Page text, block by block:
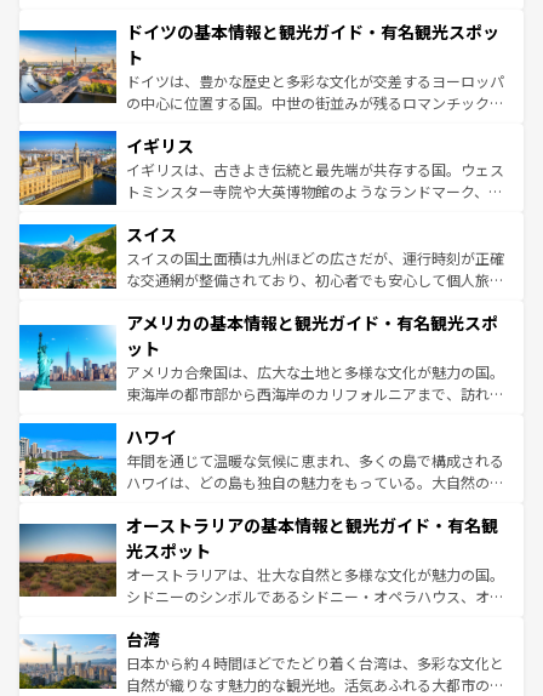
せる。地方によって風土や気候が異なるスペインはその個
ンテンツ一覧 を参照してほしい。
で、幅広い魅力が詰まっている。華麗な宮殿、歴史的な大
聖堂、美しいビーチ、そして豊かな自然が、訪れる者を心
から魅了する。また、フランスは美食の国としても知ら
れ、フランス料理はユネスコ無形文化遺産にも登録されて
香り高いラベンダー畑など、多彩な楽しみ方が可能だ。さ
らに、パリ以外の地域にも魅力が溢れており、どの街角に
も豊かな歴史と文化が息づいている。パリ以外の個性あふ
を参照してほしい。
ドイツの基本情報と観光ガイド・有名観光スポッ
ト
ドイツは、豊かな歴史と多彩な文化が交差するヨーロッパ
の中心に位置する国。中世の街並みが残るロマンチック街
顔を持つこの国は、どこを歩いても飽きることがない。ベ
ルリンの文化的活気、バイエルン州のアルプスの絶景、そ
してライン川沿いのワイン畑といった風景は必見。ビール
は、お酒好きな人にはぜひ体験してほしい。 なお、新着の
ドイツ情報はコンテンツ一覧を参照してほしい。
イギリス
イギリスは、古きよき伝統と最先端が共存する国。ウェス
トミンスター寺院や大英博物館のようなランドマーク、歴
リアごとに異なる魅力がある。また、優雅なアフタヌーン
ティー、ビール好きにはたまらない英国パブ、サッカー観
戦など、本場だからこそできる体験も豊富。イギリスを旅
ンツ一覧を参照してほしい。
スイス
スイスの国土面積は九州ほどの広さだが、運行時刻が正確
な交通網が整備されており、初心者でも安心して個人旅行
の建物がそのまま残る町や、スイスならではのユニークな
博物館もあり、アルプス観光だけでなく町歩きも満喫する
ことができる。国民の所得が高いため物価も高いが、旅行
者向けの交通パス提供のサービスもあり、うまく活用すれ
着のスイス情報は
アメリカの基本情報と観光ガイド・有名観光スポ
ット
アメリカ合衆国は、広大な土地と多様な文化が魅力の国。
東海岸の都市部から西海岸のカリフォルニアまで、訪れる
のような巨大都市は、観光、ショッピング、エンターテイ
ンメントが詰まった刺激的なスポットだ。一方、アメリカ
西部には大自然が広がり、グランドキャニオンやイエロー
部のニューオーリンズでは、音楽と美食が融合した独特の
文化が魅力。旅行者はアメリカの各地域で異なる魅力を楽
しみながら、その多様性と豊かな歴史を感じることができ
るだろう。車でのロードトリップや列車の旅も、アメリカ
情報は
ハワイ
年間を通じて温暖な気候に恵まれ、多くの島で構成される
ハワイは、どの島も独自の魅力をもっている。大自然の神
ワイ島は見逃せない。また、定番の観光地といえばオアフ
島だが、静かな自然を求めるならマウイ島やカウアイ島が
おすすめ。エメラルドグリーンに輝く海をはじめ、豊かな
文化や歴史が息づいている。「アロハスピリット」と呼ば
人々、おいしいローカルフードやハワイアンミュージッ
ク、伝統的なフラダンスなど、すべてがハワイの魅力を彩
っている。訪れるたびに新しい発見と感動が待っているハ
オーストラリアの基本情報と観光ガイド・有名観
光スポット
オーストラリアは、壮大な自然と多様な文化が魅力の国。
シドニーのシンボルであるシドニー・オペラハウス、オー
リアリーフや大陸中央部にそびえるウルル（エアーズロッ
ク）、タスマニアの美しい原生林やケアンズの熱帯雨林な
ど、見どころがたくさん。また、カフェやワイン、オージ
台湾
日本から約４時間ほどでたどり着く台湾は、多彩な文化と
自然が織りなす魅力的な観光地。活気あふれる大都市の台